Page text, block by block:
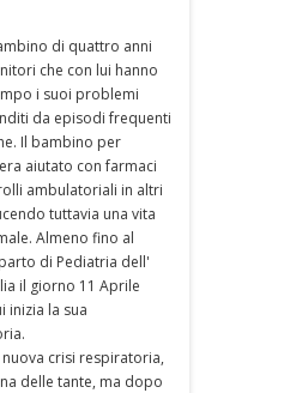
di quattro anni
che con lui hanno
i suoi problemi
da episodi frequenti
Il bambino per
aiutato con farmaci
ambulatoriali in altri
tuttavia una vita
Almeno fino al
di Pediatria dell'
il giorno 11 Aprile
inizia la sua
crisi respiratoria,
delle tante, ma dopo